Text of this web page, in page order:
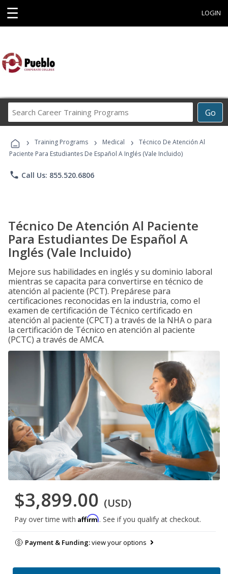
☰ LOGIN
Go
Career
Programs
› Training Programs › Medical ›
Técnico De Atención Al
Paciente Para Estudiantes De Español A Inglés (Vale Incluido)
phone Call Us: 855.520.6806
Técnico De Atención Al Paciente
Para Estudiantes De Español A
Inglés (Vale Incluido)
Mejore sus habilidades en inglés y su dominio laboral
mientras se capacita para convertirse en técnico de
atención al paciente (PCT). Prepárese para
certificaciones reconocidas en la industria, como el
examen de certificación de Técnico certificado en
atención al paciente (CPCT) a través de la NHA o para
la certificación de Técnico en atención al paciente
(PCTC) a través de AMCA.
$3,899.00 (USD)
Pay over time with Affirm. See if you qualify at checkout.
Payment & Funding:view your options